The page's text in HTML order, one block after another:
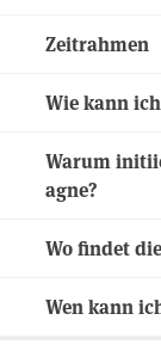
Zeitrahmen
Wie kann
Warum
agne?
Wo findet
Wen kann